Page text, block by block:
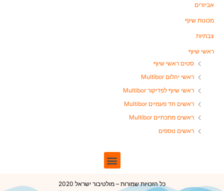
אביזרים
מכונות שיוף
צבתיות
ראשי שיוף
סטים ראשי שיוף
ראשי יהלום Multibor
ראשי שיוף לפדיקור Multibor
ראשים חד פעמיים Multibor
ראשים מתכתיים Multibor
ראשים נוספים
כל הזכויות שמורות – מולטיבור ישראל 2020